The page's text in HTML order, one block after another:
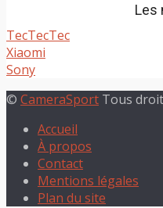
Les
TecTecTec
Xiaomi
Sony
© CameraSport Tous
Accueil
À propos
Contact
Mentions légales
Plan du site